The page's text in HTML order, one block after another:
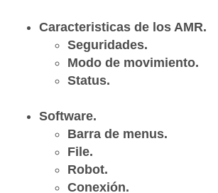
Caracteristicas de los AMR.
Seguridades.
Modo de movimiento.
Status.
Software.
Barra de menus.
File.
Robot.
Conexión.